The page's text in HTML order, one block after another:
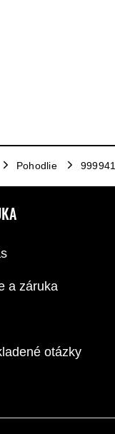
Pohodlie
a záruka
otázky